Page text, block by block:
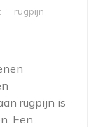
rugpijn
rugpijn is
Een